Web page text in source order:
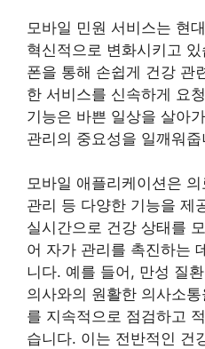
모바일 민원 서비스는 현
혁신적으로 변화시키고
폰을 통해 손쉽게 건강 관
한 서비스를 신속하게 요
기능은 바쁜 일상을 살아
관리의 중요성을 일깨워줍
모바일 애플리케이션은
관리 등 다양한 기능을 제
실시간으로 건강 상태를
어 자가 관리를 촉진하는
니다. 예를 들어, 만성 질
의사와의 원활한 의사소
를 지속적으로 점검하고
습니다. 이는 전반적인 건